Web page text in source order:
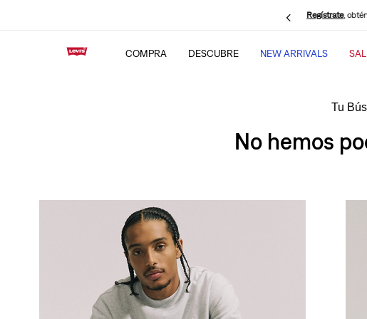
Regístrate,
COMPRA DESCUBRE NEW ARRIVALS
No hemos